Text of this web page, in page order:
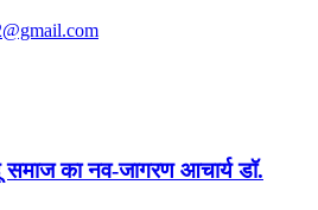
समाज का नव-जागरण आचार्य डॉ.